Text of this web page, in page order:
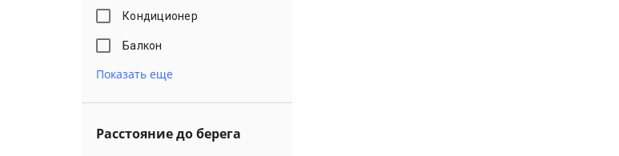
Кондиционер
Балкон
Показать еще
Расстояние до берега